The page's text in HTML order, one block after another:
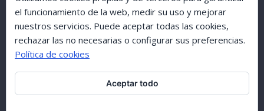
AVISO LEGAL// POLÍTICA DE PRIVACIDAD
ARCHIVO 1998-2015
el funcionamiento de la web, medir su uso y mejorar
nuestros servicios. Puede aceptar todas las cookies,
rechazar las no necesarias o configurar sus preferencias.
Política de cookies
Aceptar todo